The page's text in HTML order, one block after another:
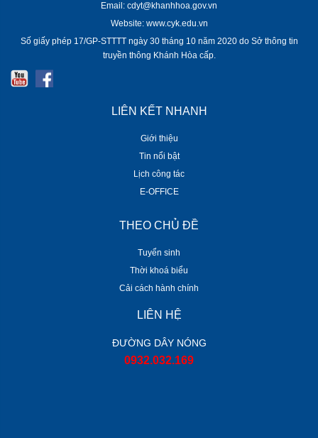
Email: cdyt@khanhhoa.gov.vn
Website: www.cyk.edu.vn
Số giấy phép 17/GP-STTTT ngày 30 tháng 10 năm 2020 do Sở thông tin
truyền thông Khánh Hòa cấp.
LIÊN KẾT NHANH
Giới thiệu
Tin nổi bật
Lịch công tác
E-OFFICE
THEO CHỦ ĐỀ
Tuyển sinh
Thời khoá biểu
Cải cách hành chính
LIÊN HỆ
ĐƯỜNG DÂY NÓNG
0932.032.169